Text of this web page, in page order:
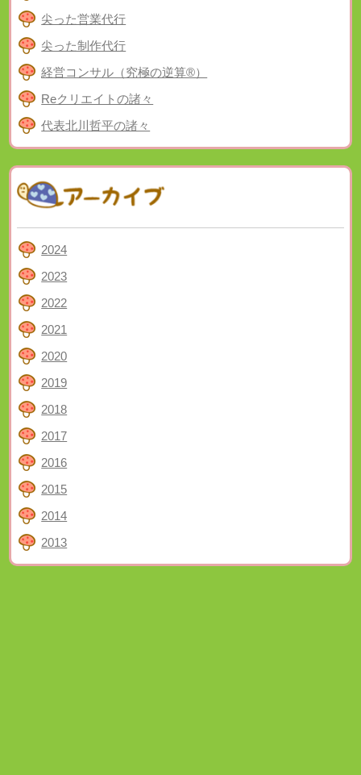
尖った営業代行
尖った制作代行
経営コンサル（究極の逆算®）
Reクリエイトの諸々
代表北川哲平の諸々
2024
2023
2022
2021
2020
2019
2018
2017
2016
2015
2014
2013